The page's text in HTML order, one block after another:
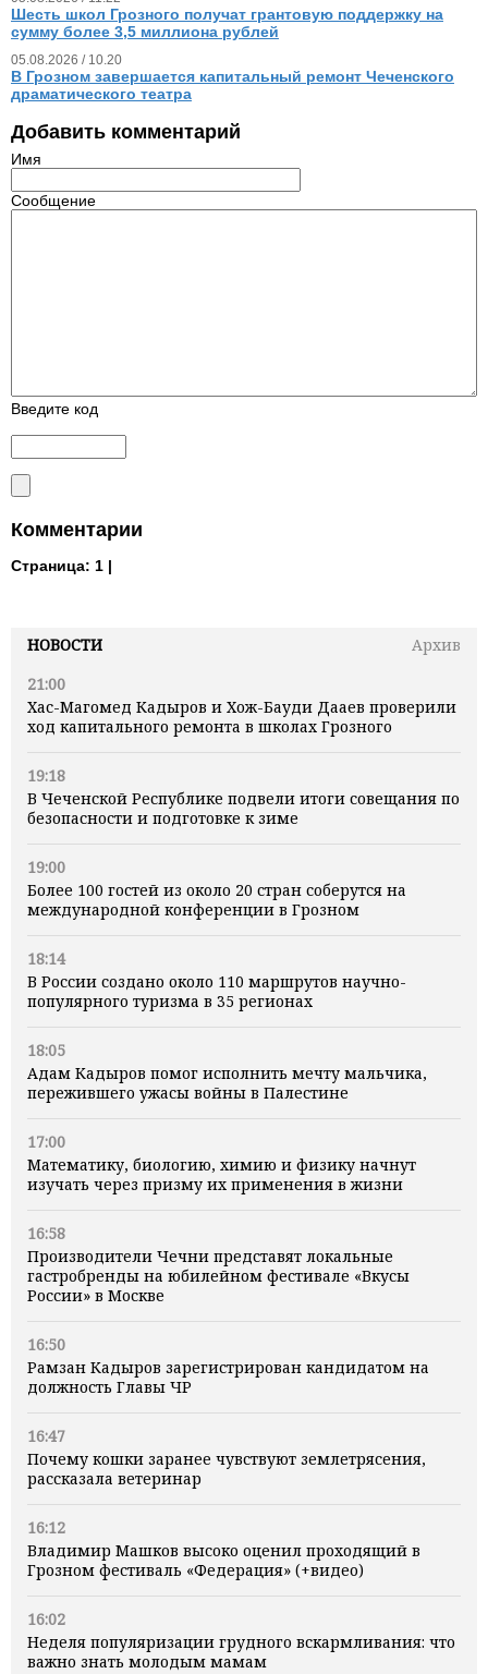
НОВОСТИ
Архив
21:00
Хас-Магомед Кадыров и Хож-Бауди Дааев проверили
ход капитального ремонта в школах Грозного
19:18
В Чеченской Республике подвели итоги совещания по
безопасности и подготовке к зиме
19:00
Более 100 гостей из около 20 стран соберутся на
международной конференции в Грозном
18:14
В России создано около 110 маршрутов научно-
популярного туризма в 35 регионах
18:05
Адам Кадыров помог исполнить мечту мальчика,
пережившего ужасы войны в Палестине
17:00
Математику, биологию, химию и физику начнут
изучать через призму их применения в жизни
16:58
Производители Чечни представят локальные
гастробренды на юбилейном фестивале «Вкусы
России» в Москве
16:50
Рамзан Кадыров зарегистрирован кандидатом на
должность Главы ЧР
16:47
Почему кошки заранее чувствуют землетрясения,
рассказала ветеринар
16:12
Владимир Машков высоко оценил проходящий в
Грозном фестиваль «Федерация» (+видео)
16:02
Неделя популяризации грудного вскармливания: что
важно знать молодым мамам
Шесть школ Грозного получат грантовую поддержку на
сумму более 3,5 миллиона рублей
05.08.2026 / 10.20
В Грозном завершается капитальный ремонт Чеченского
драматического театра
Добавить комментарий
Имя
Сообщение
Введите код
Комментарии
Страница: 1 |